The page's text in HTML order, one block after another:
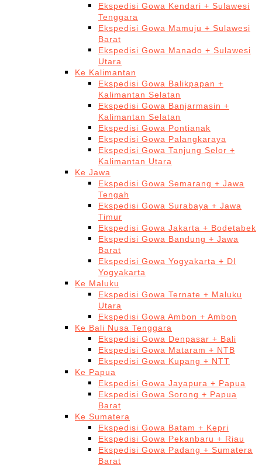
Ekspedisi Gowa Kendari + Sulawesi
Tenggara
Ekspedisi Gowa Mamuju + Sulawesi
Barat
Ekspedisi Gowa Manado + Sulawesi
Utara
Ke Kalimantan
Ekspedisi Gowa Balikpapan +
Kalimantan Selatan
Ekspedisi Gowa Banjarmasin +
Kalimantan Selatan
Ekspedisi Gowa Pontianak
Ekspedisi Gowa Palangkaraya
Ekspedisi Gowa Tanjung Selor +
Kalimantan Utara
Ke Jawa
Ekspedisi Gowa Semarang + Jawa
Tengah
Ekspedisi Gowa Surabaya + Jawa
Timur
Ekspedisi Gowa Jakarta + Bodetabek
Ekspedisi Gowa Bandung + Jawa
Barat
Ekspedisi Gowa Yogyakarta + DI
Yogyakarta
Ke Maluku
Ekspedisi Gowa Ternate + Maluku
Utara
Ekspedisi Gowa Ambon + Ambon
Ke Bali Nusa Tenggara
Ekspedisi Gowa Denpasar + Bali
Ekspedisi Gowa Mataram + NTB
Ekspedisi Gowa Kupang + NTT
Ke Papua
Ekspedisi Gowa Jayapura + Papua
Ekspedisi Gowa Sorong + Papua
Barat
Ke Sumatera
Ekspedisi Gowa Batam + Kepri
Ekspedisi Gowa Pekanbaru + Riau
Ekspedisi Gowa Padang + Sumatera
Barat